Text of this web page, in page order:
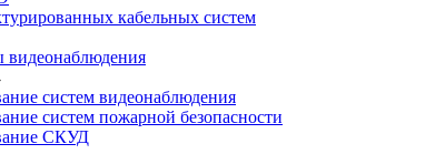
кабельных систем
видеонаблюдения
систем видеонаблюдения
систем пожарной безопасности
СКУД